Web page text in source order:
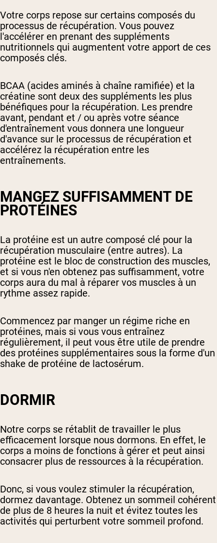
Votre corps repose sur certains composés du
processus de récupération. Vous pouvez
l'accélérer en prenant des suppléments
nutritionnels qui augmentent votre apport de ces
composés clés.
BCAA (acides aminés à chaîne ramifiée) et la
créatine sont deux des suppléments les plus
bénéfiques pour la récupération. Les prendre
avant, pendant et / ou après votre séance
d'entraînement vous donnera une longueur
d'avance sur le processus de récupération et
accélérez la récupération entre les
entraînements.
MANGEZ SUFFISAMMENT DE
PROTÉINES
La protéine est un autre composé clé pour la
récupération musculaire (entre autres). La
protéine est le bloc de construction des muscles,
et si vous n'en obtenez pas suffisamment, votre
corps aura du mal à réparer vos muscles à un
rythme assez rapide.
Commencez par manger un régime riche en
protéines, mais si vous vous entraînez
régulièrement, il peut vous être utile de prendre
des protéines supplémentaires sous la forme d'un
shake de protéine de lactosérum.
DORMIR
Notre corps se rétablit de travailler le plus
efficacement lorsque nous dormons. En effet, le
corps a moins de fonctions à gérer et peut ainsi
consacrer plus de ressources à la récupération.
Donc, si vous voulez stimuler la récupération,
dormez davantage. Obtenez un sommeil cohérent
de plus de 8 heures la nuit et évitez toutes les
activités qui perturbent votre sommeil profond.